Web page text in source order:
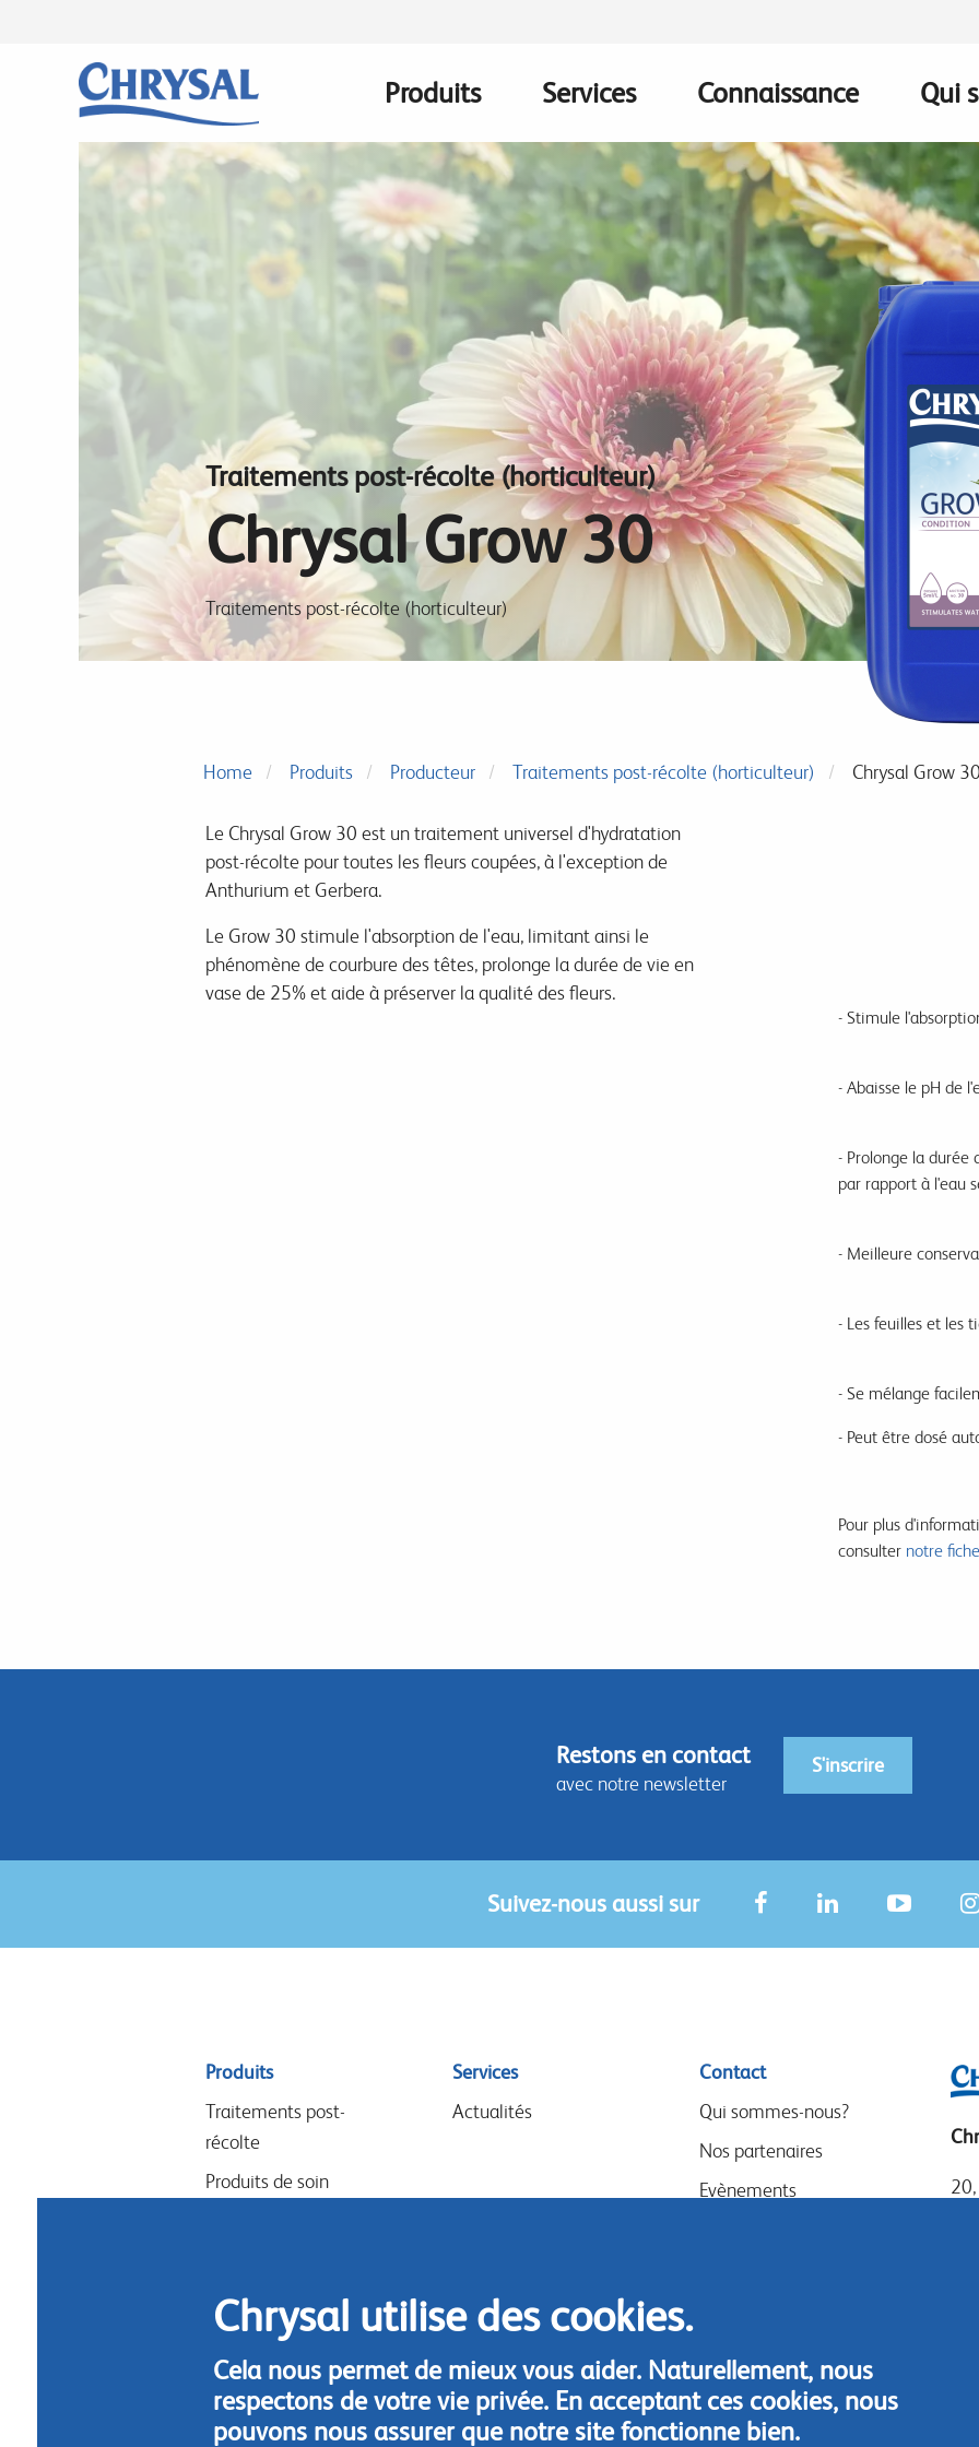
Main
navigation
Produits Services Connaissance Qui
Traitements post-récolte (horticulteur)
Chrysal Grow 30
Traitements post-récolte (horticulteur)
Home Produits Producteur Traitements post-récolte (horticulteur) Chrysal Grow
Le Chrysal Grow 30 est un traitement universel d'hydratation
post-récolte pour toutes les fleurs coupées, à l'exception de
Anthurium et Gerbera.
Le Grow 30 stimule l'absorption de l'eau, limitant ainsi le
phénomène de courbure des têtes, prolonge la durée de vie en
vase de 25% et aide à préserver la qualité des fleurs.
- Stimule
- Abaisse le pH de
- Prolonge la durée
par rapport à l'eau
- Meilleure
- Les feuilles et les
- Se mélange
- Peut être dosé
Pour plus
consulter notre
Restons en contact
avec notre newsletter
S'inscrire
Suivez-nous aussi sur
Sitemap
menu
Produits
Traitements post-
récolte
Produits de soin
Hygiène
Services
Actualités
Contact
Qui sommes-nous?
Nos partenaires
Evènements
Chrysal utilise des cookies.
Cela nous permet de mieux vous aider. Naturellement, nous
respectons de votre vie privée. En acceptant ces cookies, nous
pouvons nous assurer que notre site fonctionne bien.